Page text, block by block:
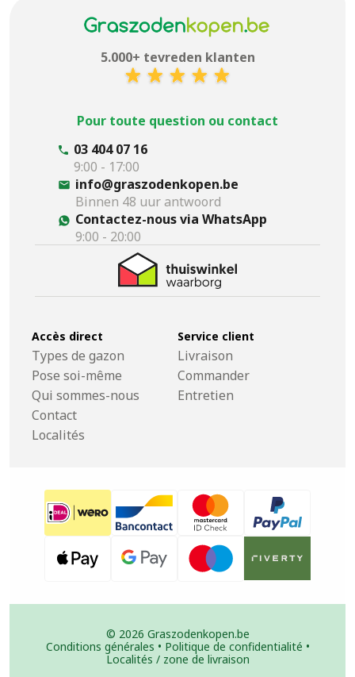
5.000+ tevreden klanten
Pour toute question ou contact
03 404 07 16
9:00 - 17:00
info@graszodenkopen.be
Binnen 48 uur antwoord
Contactez-nous via WhatsApp
9:00 - 20:00
Accès direct
Types de gazon
Pose soi-même
Qui sommes-nous
Contact
Localités
Service client
Livraison
Commander
Entretien
© 2026 Graszodenkopen.be
Conditions générales • Politique de confidentialité •
Localités / zone de livraison